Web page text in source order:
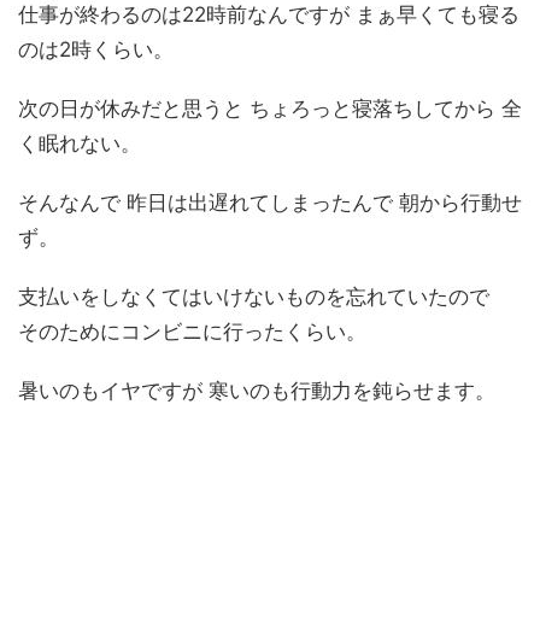
仕事が終わるのは22時前なんですが まぁ早くても寝る
のは2時くらい。
次の日が休みだと思うと ちょろっと寝落ちしてから 全
く眠れない。
そんなんで 昨日は出遅れてしまったんで 朝から行動せ
ず。
支払いをしなくてはいけないものを忘れていたので
そのためにコンビニに行ったくらい。
暑いのもイヤですが 寒いのも行動力を鈍らせます。